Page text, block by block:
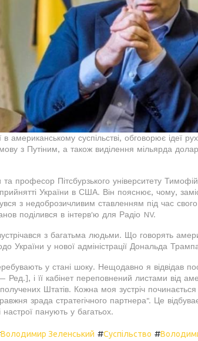
американському суспільстві, обговорює ідеї
з Путіним, а також виділення мільярда
та професор Пітсбурзького університету
України в США. Він пояснює, чому,
з недоброзичливим ставленням під час свого
поділився в інтерв'ю для Радіо NV.
з багатьма людьми. Що говорять
України у нової адміністрації Дональда
у стані шоку. Нещодавно я відвідав
і її кабінет переповнений листами від
Штатів. Кожна моя зустріч
зрада стратегічного партнера". Це
настрої панують у багатьох.
Володимир Зеленський #Суспільство #